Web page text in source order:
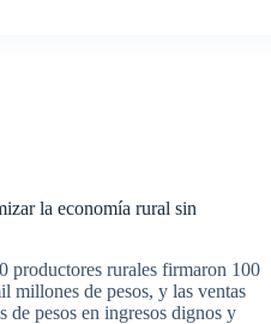
la economía rural sin
productores rurales firmaron 100
millones de pesos, y las ventas
de pesos en ingresos dignos y